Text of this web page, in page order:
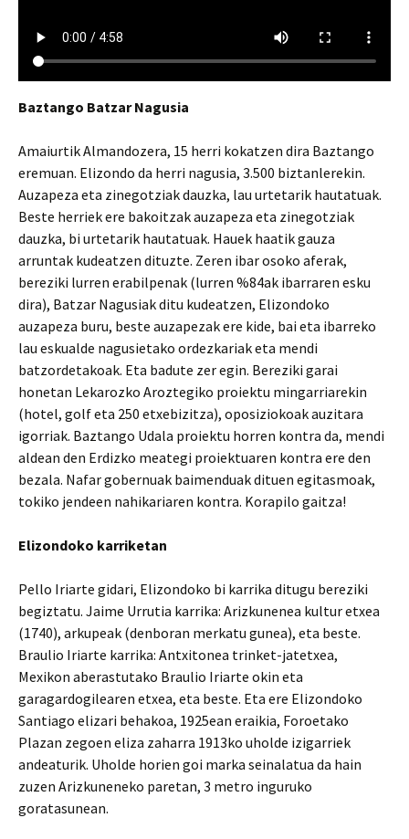
Baztango Batzar Nagusia
Amaiurtik Almandozera, 15 herri kokatzen dira Baztango
eremuan. Elizondo da herri nagusia, 3.500 biztanlerekin.
Auzapeza eta zinegotziak dauzka, lau urtetarik hautatuak.
Beste herriek ere bakoitzak auzapeza eta zinegotziak
dauzka, bi urtetarik hautatuak. Hauek haatik gauza
arruntak kudeatzen dituzte. Zeren ibar osoko aferak,
bereziki lurren erabilpenak (lurren %84ak ibarraren esku
dira), Batzar Nagusiak ditu kudeatzen, Elizondoko
auzapeza buru, beste auzapezak ere kide, bai eta ibarreko
lau eskualde nagusietako ordezkariak eta mendi
batzordetakoak. Eta badute zer egin. Bereziki garai
honetan Lekarozko Aroztegiko proiektu mingarriarekin
(hotel, golf eta 250 etxebizitza), oposiziokoak auzitara
igorriak. Baztango Udala proiektu horren kontra da, mendi
aldean den Erdizko meategi proiektuaren kontra ere den
bezala. Nafar gobernuak baimenduak dituen egitasmoak,
tokiko jendeen nahikariaren kontra. Korapilo gaitza!
Elizondoko karriketan
Pello Iriarte gidari, Elizondoko bi karrika ditugu bereziki
begiztatu. Jaime Urrutia karrika: Arizkunenea kultur etxea
(1740), arkupeak (denboran merkatu gunea), eta beste.
Braulio Iriarte karrika: Antxitonea trinket-jatetxea,
Mexikon aberastutako Braulio Iriarte okin eta
garagardogilearen etxea, eta beste. Eta ere Elizondoko
Santiago elizari behakoa, 1925ean eraikia, Foroetako
Plazan zegoen eliza zaharra 1913ko uholde izigarriek
andeaturik. Uholde horien goi marka seinalatua da hain
zuzen Arizkuneneko paretan, 3 metro inguruko
goratasunean.